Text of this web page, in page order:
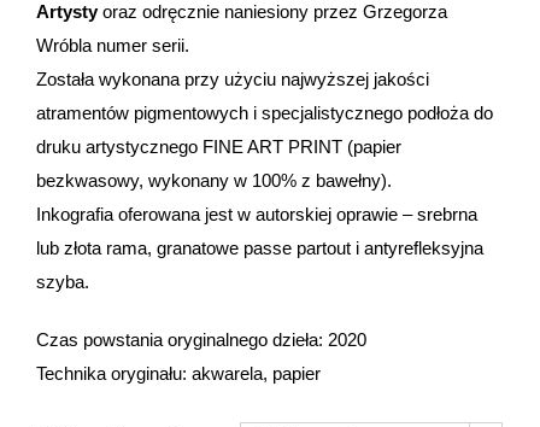
Artystyoraz odręcznie naniesiony przez Grzegorza
Wróbla numer serii.
Została wykonana przy użyciu najwyższej jakości
atramentów pigmentowych i specjalistycznego podłoża do
druku artystycznego FINE ART PRINT (papier
bezkwasowy, wykonany w 100% z bawełny).
Inkografia oferowana jest w autorskiej oprawie – srebrna
lub złota rama, granatowe passe partout i antyrefleksyjna
szyba.
Czas powstania oryginalnego dzieła: 2020
Technika oryginału: akwarela, papier